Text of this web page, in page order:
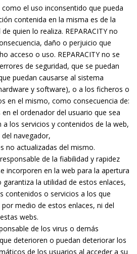
el uso inconsentido que pueda
contenida en la misma es de la
quien lo realiza. REPARACITY no
daño o perjuicio que
acceso o uso. REPARACITY no se
de seguridad, que se puedan
puedan causarse al sistema
y software), o a los ficheros o
en el mismo, como consecuencia de:
el ordenador del usuario que sea
los servicios y contenidos de la web,
navegador,
no actualizadas del mismo.
de la fiabilidad y rapidez
incorporen en la web para la apertura
garantiza la utilidad de estos enlaces,
contenidos o servicios a los que
medio de estos enlaces, ni del
webs.
de los virus o demás
deterioren o puedan deteriorar los
de los usuarios al acceder a su